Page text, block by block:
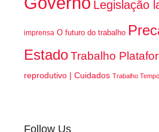
Legislação
imprensa O futuro do trabalho
EstadoTrabalho
reprodutivo | Cuidados Trabalho
Follow Us